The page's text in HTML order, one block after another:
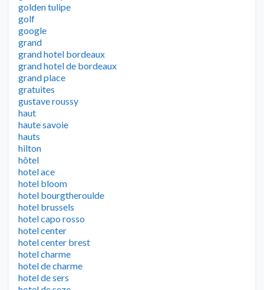
golden tulipe
golf
google
grand
grand hotel bordeaux
grand hotel de bordeaux
grand place
gratuites
gustave roussy
haut
haute savoie
hauts
hilton
hôtel
hotel ace
hotel bloom
hotel bourgtheroulde
hotel brussels
hotel capo rosso
hotel center
hotel center brest
hotel charme
hotel de charme
hotel de sers